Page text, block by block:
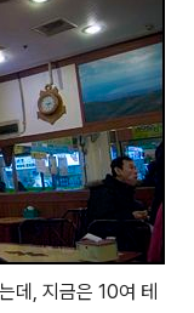
데, 지금은 10여 테